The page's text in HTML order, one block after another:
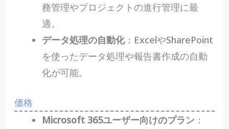
務管理やプロジェクトの進行管理に最
適。
データ処理の自動化：ExcelやSharePoint
を使ったデータ処理や報告書作成の自動
化が可能。
価格
Microsoft 365ユーザー向けのプラン ：